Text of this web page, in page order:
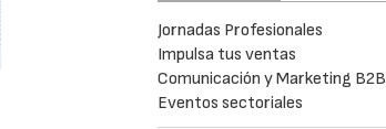
Jornadas Profesionales
Impulsa tus ventas
Comunicación y Marketing B2B
Eventos sectoriales